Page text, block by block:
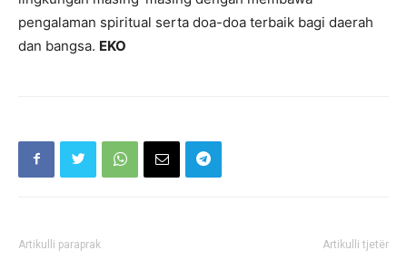
pengalaman spiritual serta doa-doa terbaik bagi daerah
dan bangsa. EKO
Artikulli paraprak Artikulli tjetër